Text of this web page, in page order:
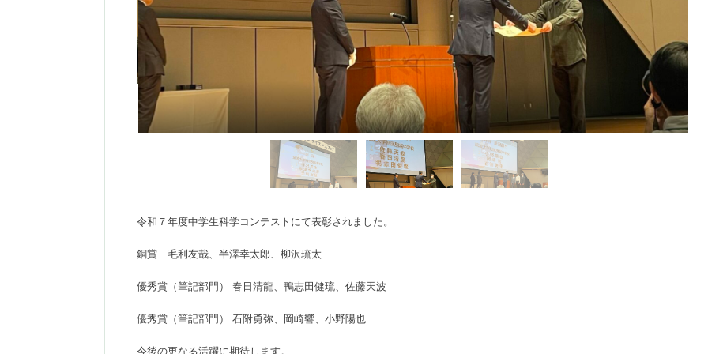
令和７年度中学生科学コンテストにて表彰されました。
銅賞 毛利友哉、半澤幸太郎、柳沢琉太
優秀賞（筆記部門） 春日清龍、鴨志田健琉、佐藤天波
優秀賞（筆記部門） 石附勇弥、岡崎響、小野陽也
今後の更なる活躍に期待します。